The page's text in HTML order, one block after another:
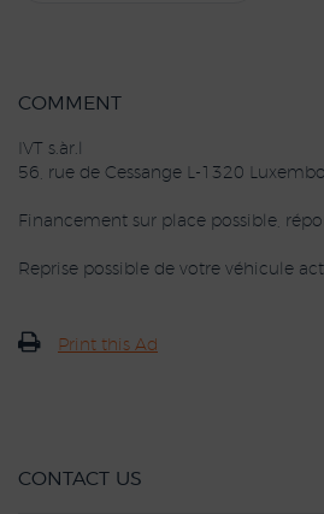
COMMENT
IVT s.àr.l
56, rue de Cessange L-1320
Financement sur place possible,
Reprise possible de votre véhicule
Print this Ad
CONTACT US